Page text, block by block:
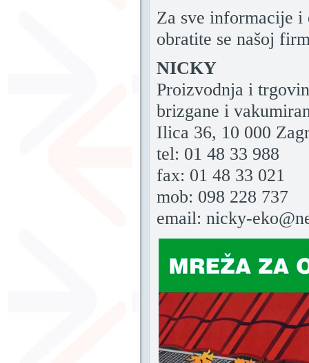
Za sve informacije i
obratite se našoj
NICKY
Proizvodnja i
brizgane i
Ilica 36, 10 000
tel: 01 48 33 988
fax: 01 48 33 021
mob: 098 228 737
email: nicky-